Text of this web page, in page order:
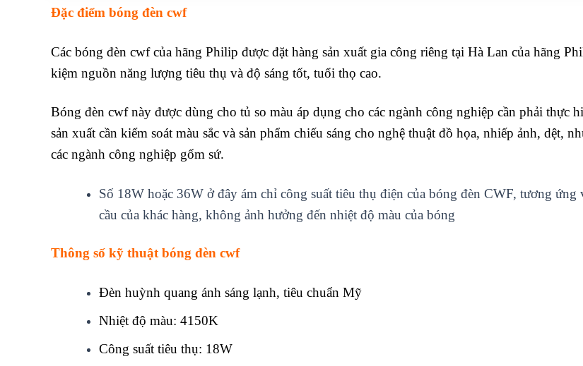
Đặc điểm bóng đèn cwf
Các bóng đèn cwf của hãng Philip được đặt hàng sản xuất gia công riêng tại Hà Lan của hãng
kiệm nguồn năng lượng tiêu thụ và độ sáng tốt, tuổi thọ cao.
Bóng đèn cwf này được dùng cho tủ so màu áp dụng cho các ngành công nghiệp cần phải thực
sản xuất cần kiểm soát màu sắc và sản phẩm chiếu sáng cho nghệ thuật đồ họa, nhiếp ảnh, dệt,
các ngành công nghiệp gốm sứ.
Số 18W hoặc 36W ở đây ám chỉ công suất tiêu thụ điện của bóng đèn CWF, tương
cầu của khác hàng, không ảnh hưởng đến nhiệt độ màu của bóng
Thông số kỹ thuật bóng đèn cwf
Đèn huỳnh quang ánh sáng lạnh, tiêu chuẩn Mỹ
Nhiệt độ màu: 4150K
Công suất tiêu thụ: 18W